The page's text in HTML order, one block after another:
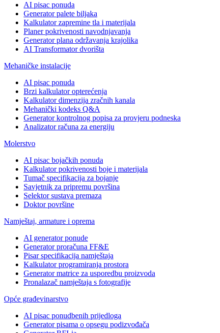
AI pisac ponuda
Generator palete biljaka
Kalkulator zapremine tla i materijala
Planer pokrivenosti navodnjavanja
Generator plana održavanja krajolika
AI Transformator dvorišta
Mehaničke instalacije
AI pisac ponuda
Brzi kalkulator opterećenja
Kalkulator dimenzija zračnih kanala
Mehanički kodeks Q&A
Generator kontrolnog popisa za provjeru podneska
Analizator računa za energiju
Molerstvo
AI pisac bojačkih ponuda
Kalkulator pokrivenosti boje i materijala
Tumač specifikacija za bojanje
Savjetnik za pripremu površina
Selektor sustava premaza
Doktor površine
Namještaj, armature i oprema
AI generator ponude
Generator proračuna FF&E
Pisar specifikacija namještaja
Kalkulator programiranja prostora
Generator matrice za usporedbu proizvoda
Pronalazač namještaja s fotografije
Opće građevinarstvo
AI pisac ponudbenih prijedloga
Generator pisama o opsegu podizvođača